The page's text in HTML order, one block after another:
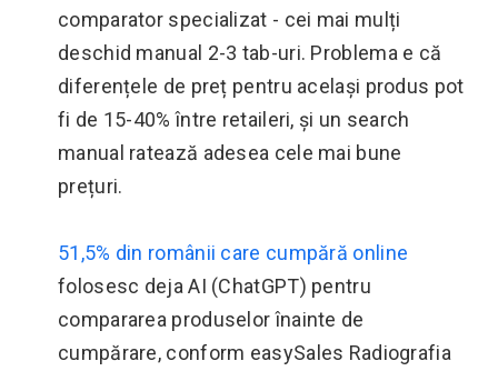
comparator specializat - cei mai mulți
deschid manual 2-3 tab-uri. Problema e că
diferențele de preț pentru același produs pot
fi de 15-40% între retaileri, și un search
manual ratează adesea cele mai bune
prețuri.
51,5% din românii care cumpără online
folosesc deja AI (ChatGPT) pentru
compararea produselor înainte de
cumpărare, conform easySales Radiografia